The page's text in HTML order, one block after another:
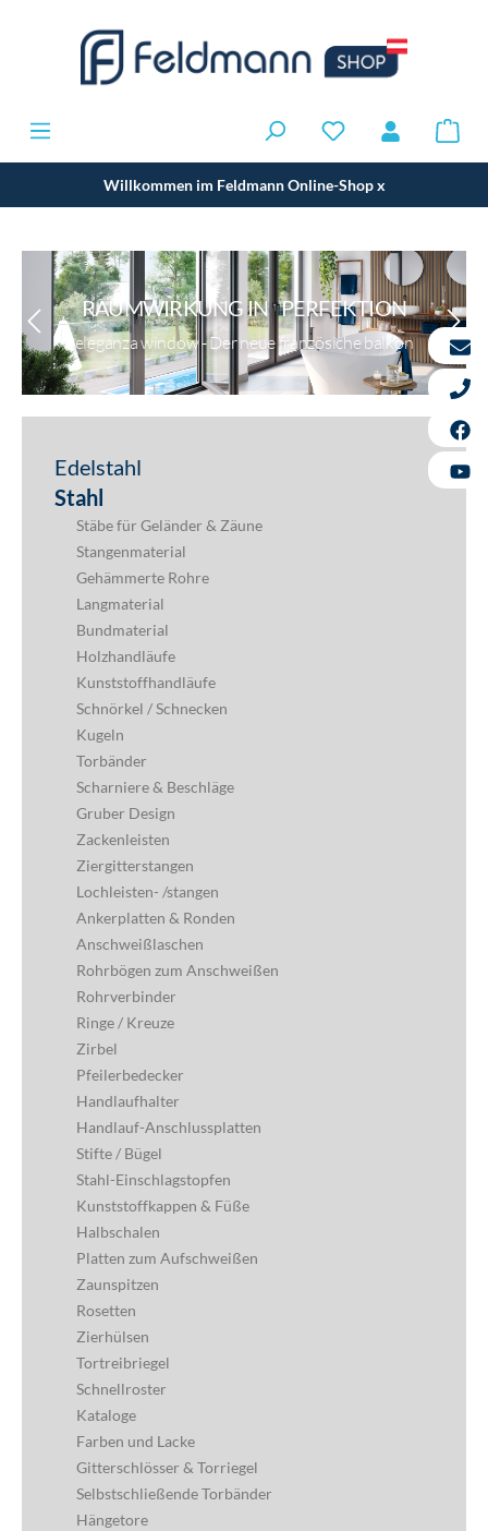
Willkommen im Feldmann Online-Shopx
RAUMWIRKUNG IN PERFEKTION
eleganza window - Der neue französiche balkon
Edelstahl
Stahl
Stäbe für Geländer & Zäune
Stangenmaterial
Gehämmerte Rohre
Langmaterial
Bundmaterial
Holzhandläufe
Kunststoffhandläufe
Schnörkel / Schnecken
Kugeln
Torbänder
Scharniere & Beschläge
Gruber Design
Zackenleisten
Ziergitterstangen
Lochleisten- /stangen
Ankerplatten & Ronden
Anschweißlaschen
Rohrbögen zum Anschweißen
Rohrverbinder
Ringe / Kreuze
Zirbel
Pfeilerbedecker
Handlaufhalter
Handlauf-Anschlussplatten
Stifte / Bügel
Stahl-Einschlagstopfen
Kunststoffkappen & Füße
Halbschalen
Platten zum Aufschweißen
Zaunspitzen
Rosetten
Zierhülsen
Tortreibriegel
Schnellroster
Kataloge
Farben und Lacke
Gitterschlösser & Torriegel
Selbstschließende Torbänder
Hängetore